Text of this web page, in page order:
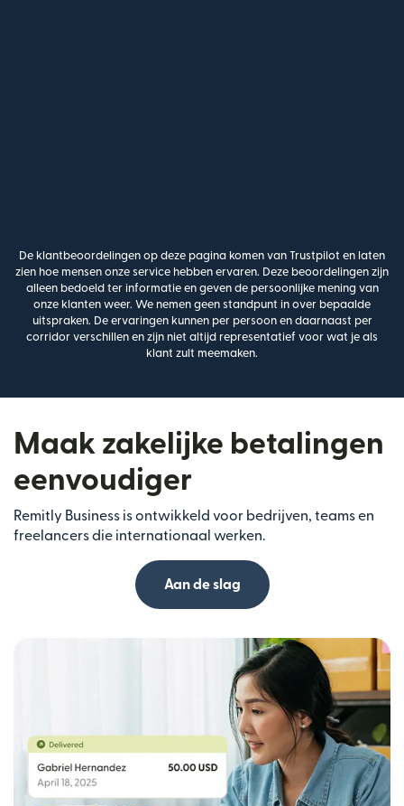
De klantbeoordelingen op deze pagina komen van Trustpilot en laten
zien hoe mensen onze service hebben ervaren. Deze beoordelingen zijn
alleen bedoeld ter informatie en geven de persoonlijke mening van
onze klanten weer. We nemen geen standpunt in over bepaalde
uitspraken. De ervaringen kunnen per persoon en daarnaast per
corridor verschillen en zijn niet altijd representatief voor wat je als
klant zult meemaken.
Maak zakelijke betalingen
eenvoudiger
Remitly Business is ontwikkeld voor bedrijven, teams en
freelancers die internationaal werken.
Aan de slag